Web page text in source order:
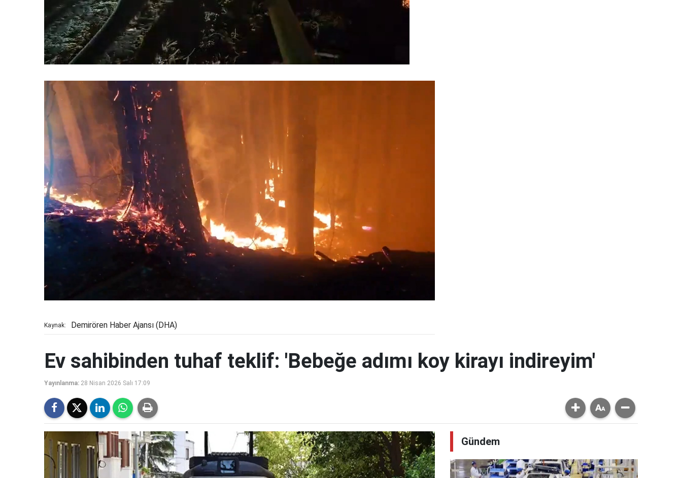
Kaynak: Demirören Haber Ajansı (DHA)
Ev sahibinden tuhaf teklif: 'Bebeğe adımı koy kirayı indireyim'
Yayınlanma: 28 Nisan 2026 Salı 17:09
Gündem